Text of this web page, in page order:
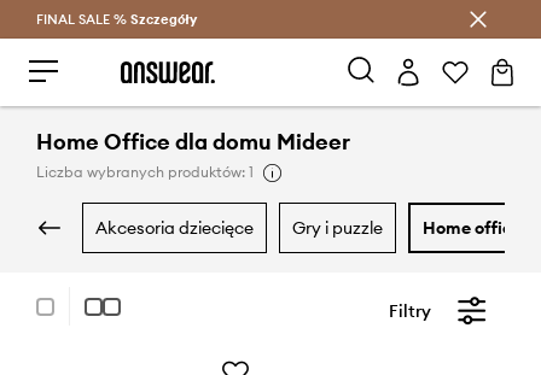
Oszczędzaj z Answear Club >
FINAL SALE % Szczegóły
Home Office dla domu Mideer
Liczba wybranych produktów: 1
akcesoria dziecięce gry i puzzle home office
Filtry